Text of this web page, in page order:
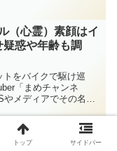
苑楽アソビさんの音大
、ママについて等アソ
っていきますよ。
（心霊）素顔はイ
惑や年齢も調
をバイクで駆け巡
「まめチャンネ
やメディアでその名を
」「やらせ」といった
する人も少なくありま
は、多...
り・はなは金持ち
トップ サイドバー